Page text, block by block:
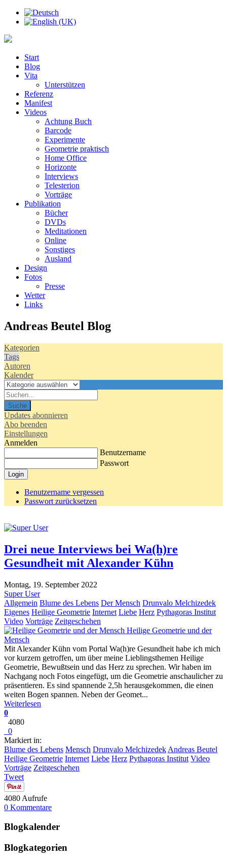
Start
Blog
Vita
Unterstützen
Referenz
Manifest
Videos
Achtung Buch
Barcode
Experimente
Geometrie praktisch
Home Office
Horizonte
Interviews
Telesterion
Vorträge
Publikation
Bücher
DVDs
Meditationen
Online
Sonstiges
Ausland
Design
Fotos
Presse
Wetter
Links
Andreas Beutel Blog
Kategorien
Tags
Autoren
Kalender
Suche
Updates abonnieren
Abo beenden
Einstellungen
Anmelden
Benutzername
Passwort
Login
Benutzername vergessen
Passwort zurücksetzen
Drei neue Interviews bei Wa(h)re
Gesundheit mit Alexander Kühn
Montag, 19. September 2022
Super User
Allgemein Blume des Lebens Der Mensch Drunvalo Melchizedek
Eigenes Heilige Geometrie Internet Liebe Herz Pythagoras Institut
Video Vorträge Zeitgeschehen
Heilige Geometrie und der
Mensch
Mit Alexander Kühn vom Portal Wa(h)re Gesundheit habe ich mich
vor kurzem getroffen, um über meine Lieblingsthemen Heilige
Geometrie, Bewußtsein und das Herz zu sprechen. Wir haben im
Nachgang noch Fotos eingefügt, um die Geometrie anschaulicher zu
präsentieren. Es sind spannende 2,5h herausgekommen, die einen
weiten Bogen spannen. Neben der Geomet...
Weiterlesen
0
4080
0
Markiert in:
Blume des Lebens Mensch Drunvalo Melchizedek Andreas Beutel
Heilige Geometrie Internet Liebe Herz Pythagoras Institut Video
Vorträge Zeitgeschehen
Tweet
4080 Aufrufe
0 Kommentare
Blogkalender
Blogkategorien